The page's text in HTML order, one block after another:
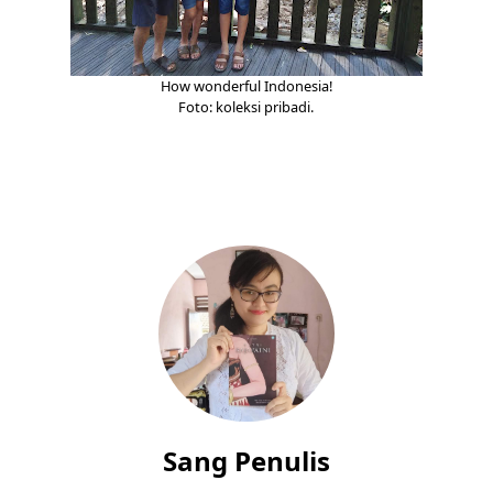
How wonderful Indonesia!
Foto: koleksi pribadi.
Sang Penulis